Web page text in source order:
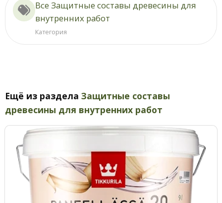
Все Защитные составы древесины для
внутренних работ
Категория
Ещё из раздела Защитные составы
древесины для внутренних работ